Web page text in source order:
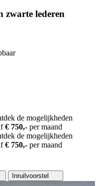
zwarte lederen
de mogelijkheden
€ 750,- per maand
de mogelijkheden
€ 750,- per maand
Inruilvoorstel